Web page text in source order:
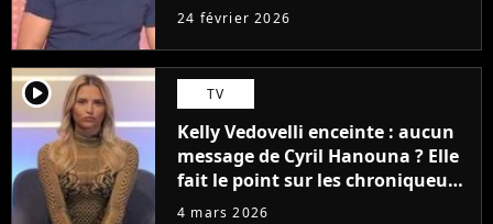
24 février 2026
player2 TV
Kelly Vedovelli enceinte : aucun
message de Cyril Hanouna ? Elle
fait le point sur les chroniqueurs
de TBT9 qui lui ont écrit
4 mars 2026